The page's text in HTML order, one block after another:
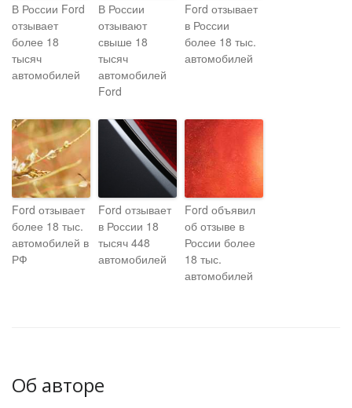
В России Ford
отзывает
более 18
тысяч
автомобилей
В России
отзывают
свыше 18
тысяч
автомобилей
Ford
Ford отзывает
в России
более 18 тыс.
автомобилей
Ford отзывает
более 18 тыс.
автомобилей в
РФ
Ford отзывает
в России 18
тысяч 448
автомобилей
Ford объявил
об отзыве в
России более
18 тыс.
автомобилей
Об авторе